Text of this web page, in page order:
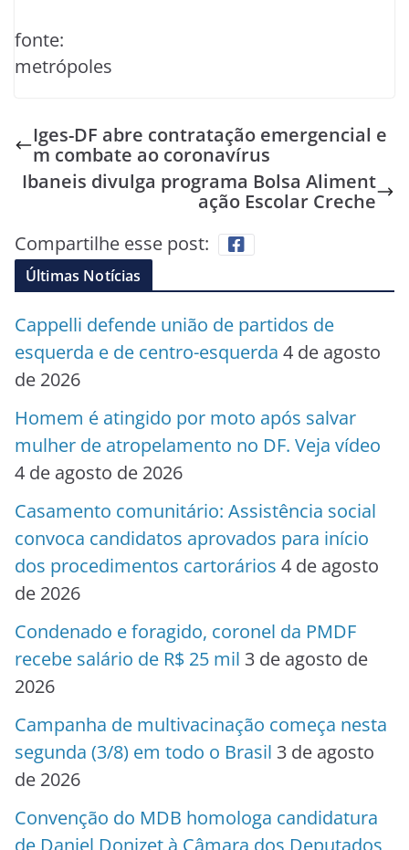
fonte:
metrópoles
Iges-DF abre contratação emergencial e
m combate ao coronavírus
Ibaneis divulga programa Bolsa Aliment
ação Escolar Creche
Compartilhe esse post:
Últimas Notícias
Cappelli defende união de partidos de
esquerda e de centro-esquerda 4 de agosto
de 2026
Homem é atingido por moto após salvar
mulher de atropelamento no DF. Veja vídeo
4 de agosto de 2026
Casamento comunitário: Assistência social
convoca candidatos aprovados para início
dos procedimentos cartorários 4 de agosto
de 2026
Condenado e foragido, coronel da PMDF
recebe salário de R$ 25 mil 3 de agosto de
2026
Campanha de multivacinação começa nesta
segunda (3/8) em todo o Brasil 3 de agosto
de 2026
Convenção do MDB homologa candidatura